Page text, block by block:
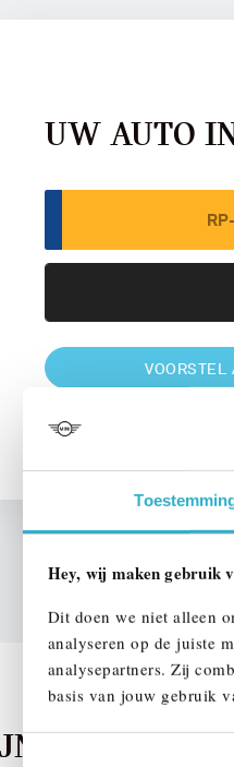
Hey, wij maken gebruik
Dit doen we niet alleen
analyseren op de juiste
analysepartners. Zij
basis van jouw gebruik
UW AUTO
VOORSTEL